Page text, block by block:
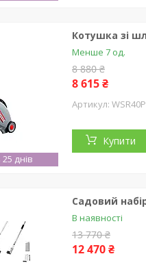
днів
Котушка зі
Менше 7 од.
8 880 ₴
8 615 ₴
Купити
Садовий
В наявності
13 770 ₴
12 470 ₴